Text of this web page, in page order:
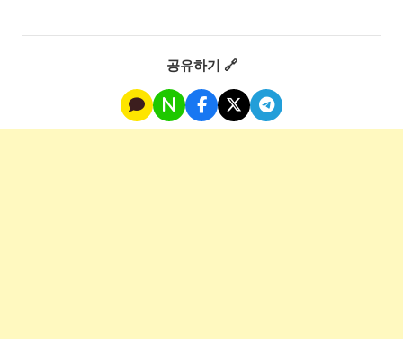
공유하기 🔗